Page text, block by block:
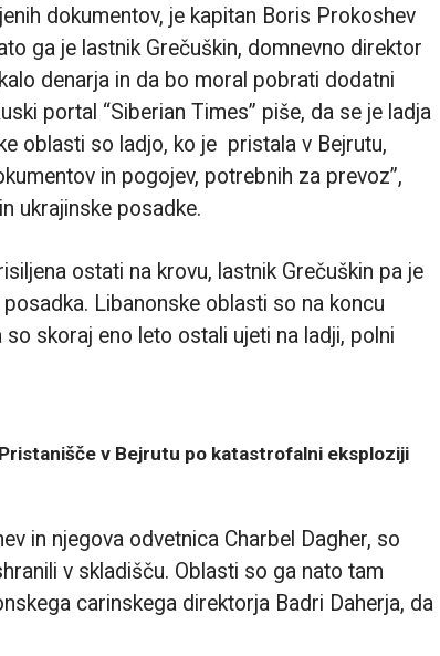
dokumentov, je kapitan Boris Prokoshev
ga je lastnik Grečuškin, domnevno direktor
denarja in da bo moral pobrati dodatni
portal “Siberian Times” piše, da se je ladja
oblasti so ladjo, ko je pristala v Bejrutu,
in pogojev, potrebnih za prevoz”,
ukrajinske posadke.
ostati na krovu, lastnik Grečuškin pa je
Libanonske oblasti so na koncu
skoraj eno leto ostali ujeti na ladji, polni
Pristanišče v Bejrutu po katastrofalni eksploziji
in njegova odvetnica Charbel Dagher, so
v skladišču. Oblasti so ga nato tam
carinskega direktorja Badri Daherja, da